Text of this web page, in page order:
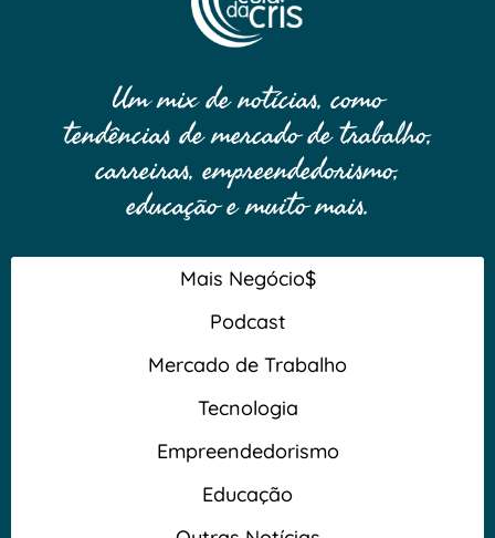
Um mix de notícias, como
tendências de mercado de trabalho,
carreiras, empreendedorismo,
educação e muito mais.
Mais Negócio$
Podcast
Mercado de Trabalho
Tecnologia
Empreendedorismo
Educação